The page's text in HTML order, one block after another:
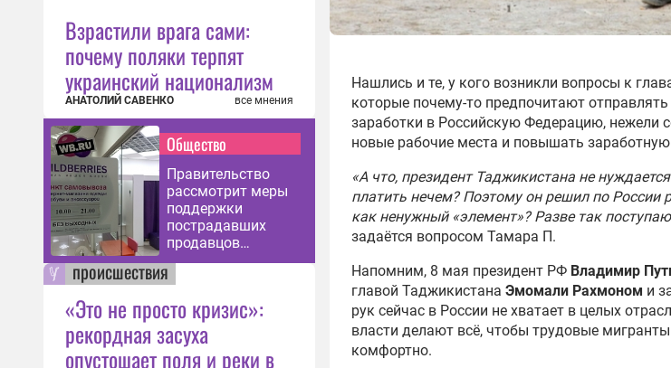
Взрастили врага сами:
почему поляки терпят
украинский национализм
АНАТОЛИЙ САВЕНКО все мнения
Общество
Правительство
рассмотрит меры
поддержки
пострадавших
продавцов
Wildberries
происшествия
«Это не просто кризис»:
рекордная засуха
опустошает поля и реки в
Нашлись и те, у кого возникли вопросы к
которые почему-то предпочитают
заработки в Российскую Федерацию, нежели
новые рабочие места и повышать заработную
«А что, президент Таджикистана не
платить нечем? Поэтому он решил по России
как ненужный «элемент»? Разве так
задаётся вопросом Тамара П.
Напомним, 8 мая президент РФ Владимир
главой Таджикистана Эмомали Рахмоном и
рук сейчас в России не хватает в целых
власти делают всё, чтобы трудовые
комфортно.